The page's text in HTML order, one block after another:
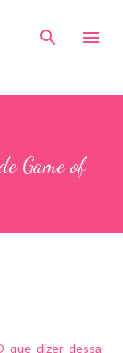
Game of
que dizer dessa